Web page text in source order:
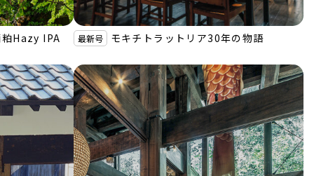
Hazy IPA 最新号 モキチトラットリア30年の物語